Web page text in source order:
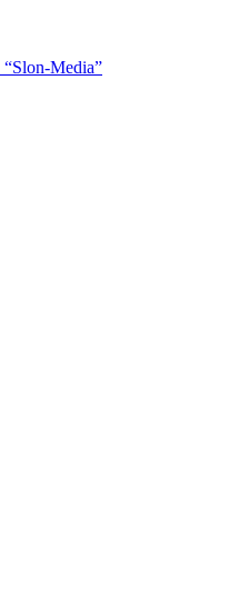
“Slon-Media”